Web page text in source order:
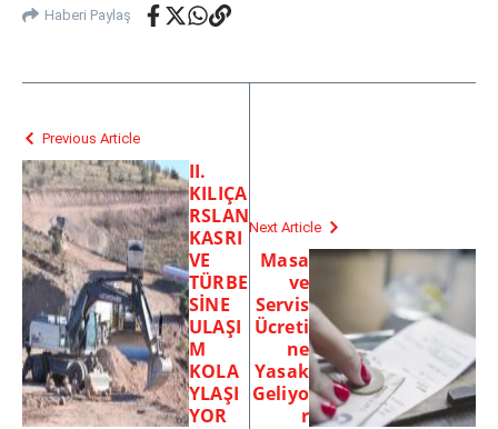
Haberi Paylaş
Previous Article
II.
KILIÇA
RSLAN
KASRI
VE
TÜRBE
SİNE
ULAŞI
M
KOLA
YLAŞI
YOR
Next Article
Masa
ve
Servis
Ücreti
ne
Yasak
Geliyo
r